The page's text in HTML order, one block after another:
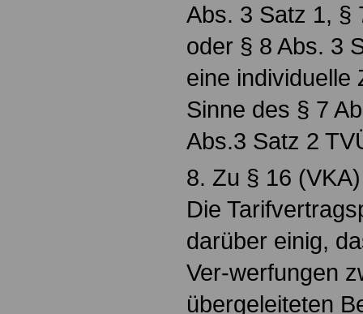
Abs. 3 Satz 1, §
oder § 8 Abs. 3
eine individuelle
Sinne des § 7
Abs.3 Satz 2
8. Zu § 16
Die
darüber einig,
Ver-werfungen
übergeleiteten